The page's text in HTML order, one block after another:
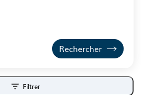
Filtrer
ouvrir les filtres